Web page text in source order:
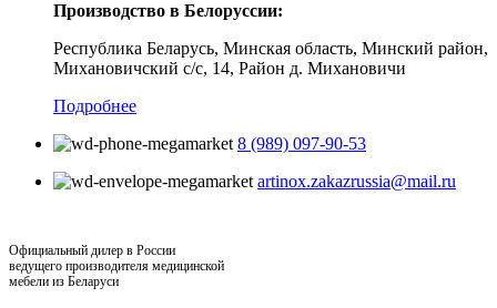
Производство в Белоруссии:
Республика Беларусь, Минская область, Минский район,
Михановичский с/с, 14, Район д. Михановичи
Подробнее
8 (989) 097-90-53
artinox.zakazrussia@mail.ru
Официальный дилер в России
ведущего производителя медицинской
мебели из Беларуси